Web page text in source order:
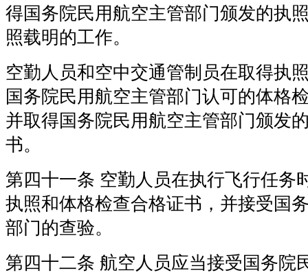
得国务院民用航空主管部门颁发的执
照载明的工作。
空勤人员和空中交通管制员在取得执
国务院民用航空主管部门认可的体格
并取得国务院民用航空主管部门颁发
书。
第四十一条 空勤人员在执行飞行任务
执照和体格检查合格证书，并接受国
部门的查验。
第四十二条 航空人员应当接受国务院